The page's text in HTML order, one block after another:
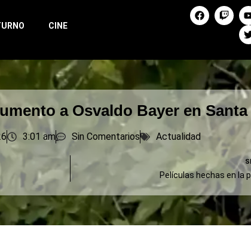
CINE
a Osvaldo Bayer en Santa
3:01 am Sin Comentarios Actualidad
Películas hechas en la